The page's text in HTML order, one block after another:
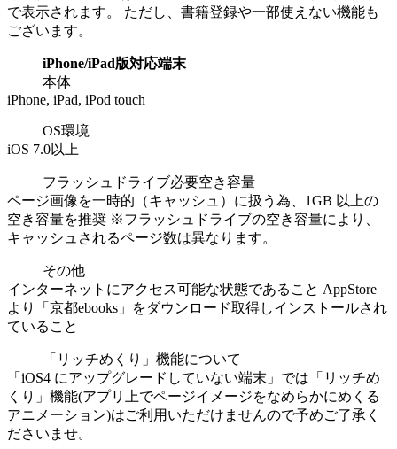
で表示されます。 ただし、書籍登録や一部使えない機能も
ございます。
iPhone/iPad版対応端末
本体
iPhone, iPad, iPod touch
OS環境
iOS 7.0以上
フラッシュドライブ必要空き容量
ページ画像を一時的（キャッシュ）に扱う為、1GB 以上の
空き容量を推奨 ※フラッシュドライブの空き容量により、
キャッシュされるページ数は異なります。
その他
インターネットにアクセス可能な状態であること AppStore
より「京都ebooks」をダウンロード取得しインストールされ
ていること
「リッチめくり」機能について
「iOS4 にアップグレードしていない端末」では「リッチめ
くり」機能(アプリ上でページイメージをなめらかにめくる
アニメーション)はご利用いただけませんので予めご了承く
ださいませ。